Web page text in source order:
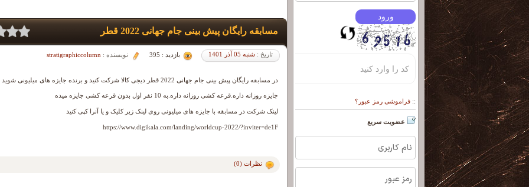
:: فراموشی رمز عبور؟
عضویت سریع
مسابقه رایگان پیش بینی جام جهانی 2022 قطر
تاریخ : شنبه 05 آذر 1401 بازدید : 395 نویسنده : stratigraphiccolumn
در مسابقه رایگان پیش بینی جام جهانی 2022 قطر دیجی کالا شرکت کنید و برنده جایزه های میلیونی شوید
جایزه روزانه داره.قرعه کشی روزانه داره.به 10 نفر اول بدون قرعه کشی جایزه میده
لینک شرکت در مسابقه با جایزه های میلیونی روی لینک زیر کلیک و یا آنرا کپی کنید
https://www.digikala.com/landing/worldcup-2022/?inviter=de1F
نظرات (0)